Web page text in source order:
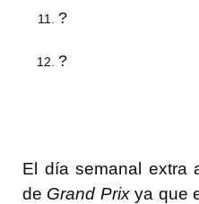
?
?
El día semanal extra
de Grand Prixya que